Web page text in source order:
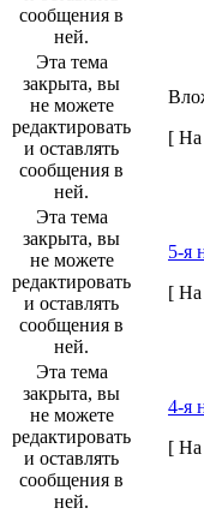
сообщения в
ней.
Эта тема
закрыта, вы
не можете
редактировать
и оставлять
сообщения в
ней.
[ На
Эта тема
закрыта, вы
не можете
редактировать
и оставлять
сообщения в
ней.
5-я
[ На
Эта тема
закрыта, вы
не можете
редактировать
и оставлять
сообщения в
ней.
4-я
[ На